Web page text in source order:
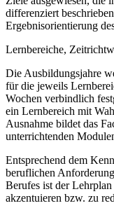
differenziert
Ergebnisorientierung
Lernbereiche,
Die Ausbildungsjahre
für die jeweils
Wochen verbindlich
ein Lernbereich mit
Ausnahme bildet das
unterrichtenden
Entsprechend dem
beruflichen
Berufes ist der
akzentuieren bzw. zu